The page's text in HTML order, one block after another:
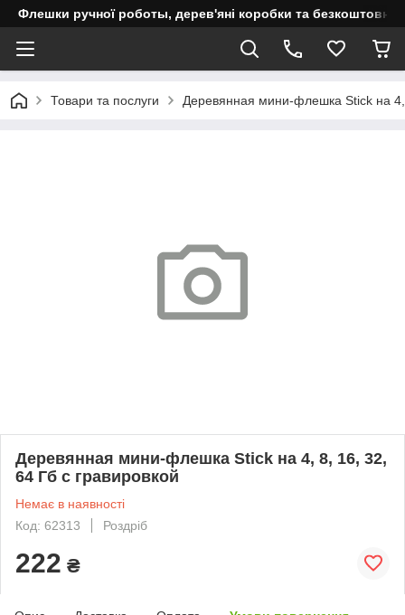
Флешки ручної роботы, дерев'яні коробки та безкоштовне
Товари та послуги Деревянная мини-флешка Stick на
Деревянная мини-флешка Stick на 4, 8, 16, 32,
64 Гб с гравировкой
Немає в наявності
Код: 62313
Роздріб
222 ₴